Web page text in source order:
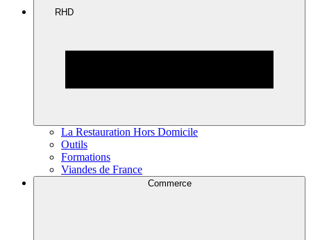
RHD
La Restauration Hors Domicile
Outils
Formations
Viandes de France
Commerce